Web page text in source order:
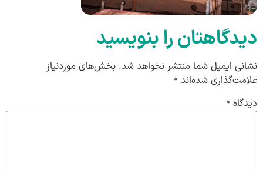
دیدگاهتان را بنویسید
نشانی ایمیل شما منتشر نخواهد شد. بخش‌های موردنیاز
علامت‌گذاری شده‌اند *
دیدگاه *